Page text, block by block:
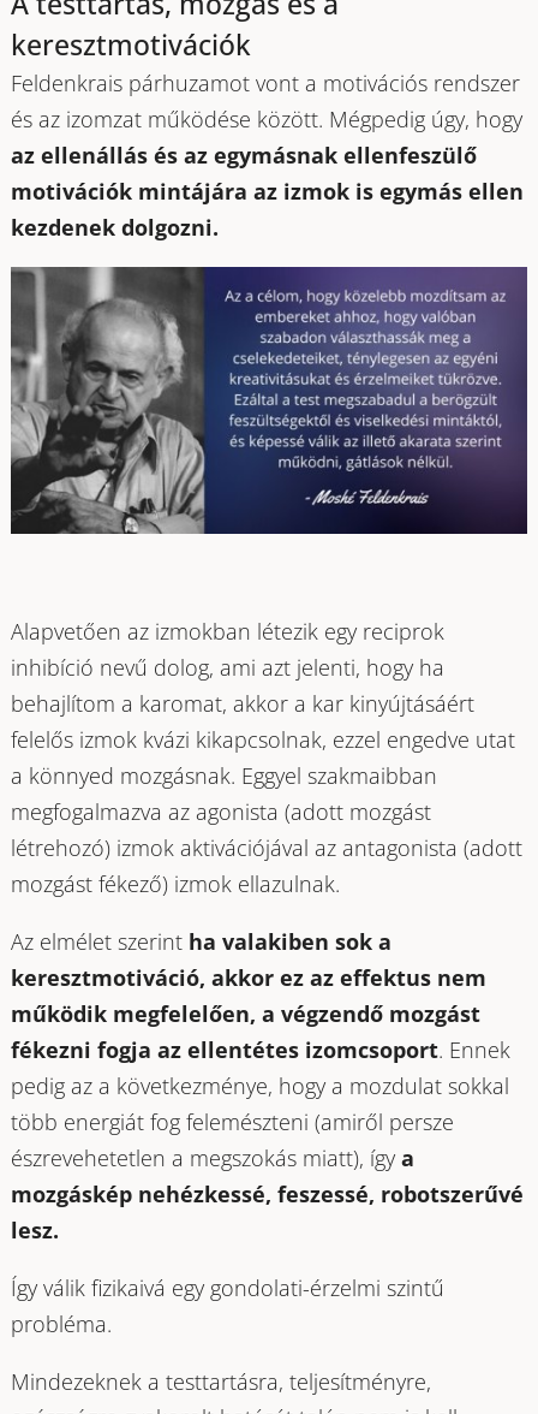
keresztmotivációk
Feldenkrais párhuzamot vont a motivációs rendszer
és az izomzat működése között. Mégpedig úgy, hogy
az ellenállás és az egymásnak ellenfeszülő
motivációk mintájára az izmok is egymás ellen
kezdenek dolgozni.
Alapvetően az izmokban létezik egy reciprok
inhibíció nevű dolog, ami azt jelenti, hogy ha
behajlítom a karomat, akkor a kar kinyújtásáért
felelős izmok kvázi kikapcsolnak, ezzel engedve utat
a könnyed mozgásnak. Eggyel szakmaibban
megfogalmazva az agonista (adott mozgást
létrehozó) izmok aktivációjával az antagonista (adott
mozgást fékező) izmok ellazulnak.
Az elmélet szerint ha valakiben sok a
keresztmotiváció, akkor ez az effektus nem
működik megfelelően, a végzendő mozgást
fékezni fogja az ellentétes izomcsoport. Ennek
pedig az a következménye, hogy a mozdulat sokkal
több energiát fog felemészteni (amiről persze
észrevehetetlen a megszokás miatt), így a
mozgáskép nehézkessé, feszessé, robotszerűvé
lesz.
Így válik fizikaivá egy gondolati-érzelmi szintű
probléma.
Mindezeknek a testtartásra, teljesítményre,